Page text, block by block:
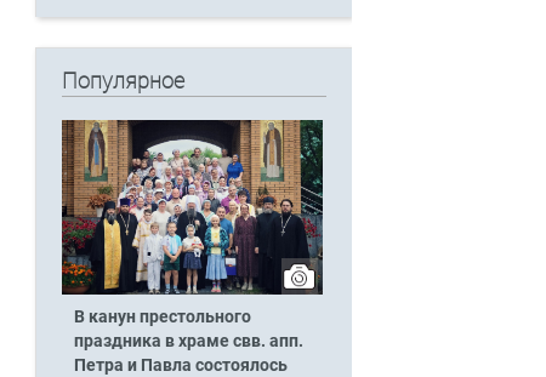
Популярное
В канун престольного
праздника в храме свв. апп.
Петра и Павла состоялось